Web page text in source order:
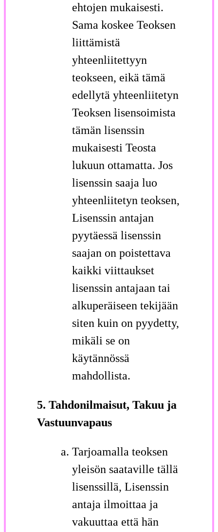
ehtojen mukaisesti.
Sama koskee Teoksen
liittämistä
yhteenliitettyyn
teokseen, eikä tämä
edellytä yhteenliitetyn
Teoksen lisensoimista
tämän lisenssin
mukaisesti Teosta
lukuun ottamatta. Jos
lisenssin saaja luo
yhteenliitetyn teoksen,
Lisenssin antajan
pyytäessä lisenssin
saajan on poistettava
kaikki viittaukset
lisenssin antajaan tai
alkuperäiseen tekijään
siten kuin on pyydetty,
mikäli se on
käytännössä
mahdollista.
5. Tahdonilmaisut, Takuu ja
Vastuunvapaus
Tarjoamalla teoksen
yleisön saataville tällä
lisenssillä, Lisenssin
antaja ilmoittaa ja
vakuuttaa että hän